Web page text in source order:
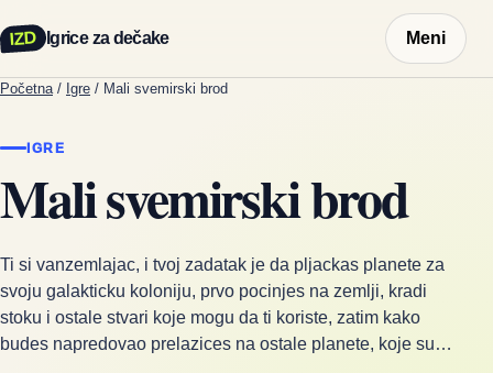
IZD Igrice za dečake Meni
Početna / Igre / Mali svemirski brod
IGRE
Mali svemirski brod
Ti si vanzemlajac, i tvoj zadatak je da pljackas planete za
svoju galakticku koloniju, prvo pocinjes na zemlji, kradi
stoku i ostale stvari koje mogu da ti koriste, zatim kako
budes napredovao prelazices na ostale planete, koje su…